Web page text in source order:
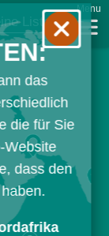
Liste
Menu
das
die für Sie
Website
dass den